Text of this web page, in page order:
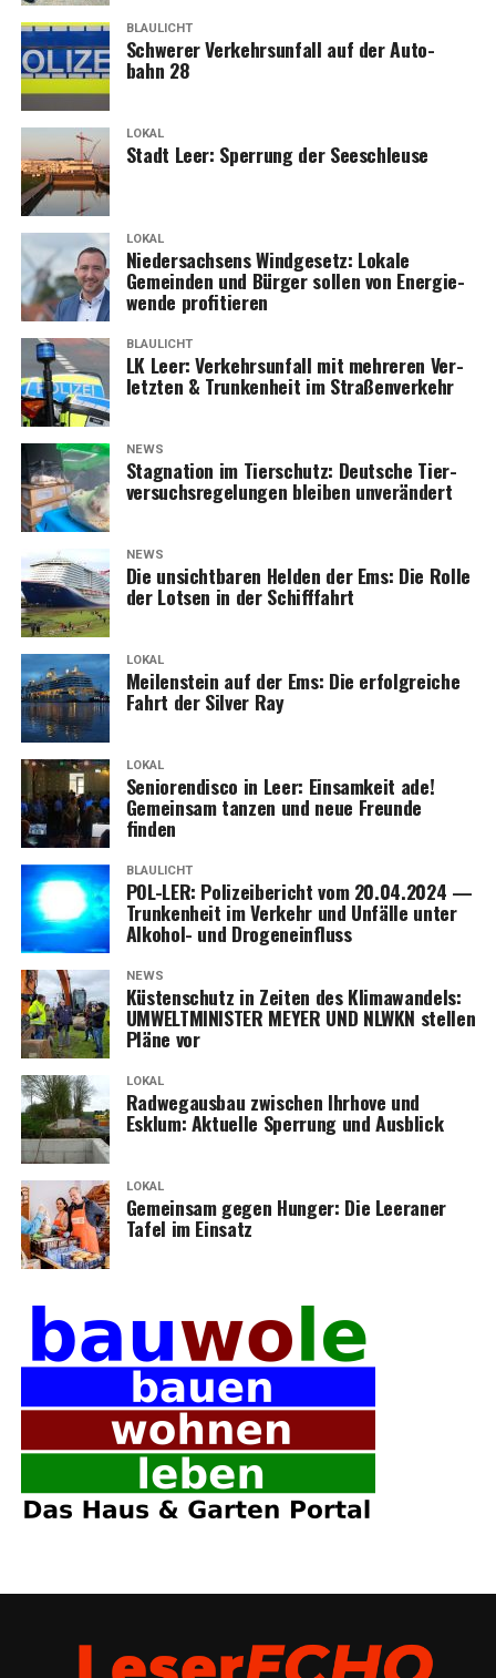
BLAULICHT
Schwe­rer Ver­kehrs­un­fall auf der Auto­
bahn 28
LOKAL
Stadt Leer: Sper­rung der Seeschleuse
LOKAL
Nie­der­sach­sens Wind­ge­setz: Loka­le
Gemein­den und Bür­ger sol­len von Ener­gie­
wen­de profitieren
BLAULICHT
LK Leer: Ver­kehrs­un­fall mit meh­re­ren Ver­
letz­ten & Trun­ken­heit im Straßenverkehr
NEWS
Sta­gna­ti­on im Tier­schutz: Deut­sche Tier­
ver­suchs­re­ge­lun­gen blei­ben unverändert
NEWS
Die unsicht­ba­ren Hel­den der Ems: Die Rol­le
der Lot­sen in der Schifffahrt
LOKAL
Mei­len­stein auf der Ems: Die erfolg­rei­che
Fahrt der Sil­ver Ray
LOKAL
Senio­ren­dis­co in Leer: Ein­sam­keit ade!
Gemein­sam tan­zen und neue Freun­de
finden
BLAULICHT
POL-LER: Poli­zei­be­richt vom 20.04.2024 —
Trun­ken­heit im Ver­kehr und Unfäl­le unter
Alko­hol- und Drogeneinfluss
NEWS
Küs­ten­schutz in Zei­ten des Kli­ma­wan­dels:
UMWELTMINISTER MEYER UND NLWKN stel­len
Plä­ne vor
LOKAL
Rad­weg­aus­bau zwi­schen Ihr­ho­ve und
Esklum: Aktu­el­le Sper­rung und Ausblick
LOKAL
Gemein­sam gegen Hun­ger: Die Leera­ner
Tafel im Einsatz